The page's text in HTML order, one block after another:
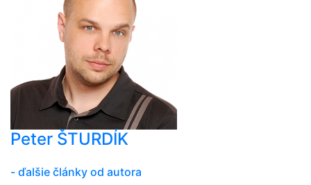
Peter ŠTURDÍK
- ďalšie články od autora